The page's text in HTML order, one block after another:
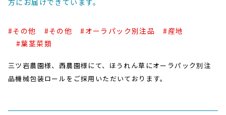
方にお届けできています。
#その他 #その他 #オーラパック別注品
#産地
#葉茎菜類
三ツ岩農園様、西農園様にて、ほうれん草にオーラパック別注
品機械包装ロールをご採用いただいております。